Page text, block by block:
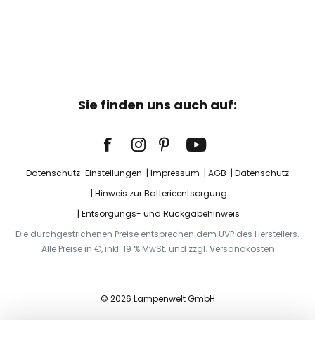
Sie finden uns auch auf:
Datenschutz-Einstellungen Impressum AGB
Datenschutz
Hinweis zur Batterieentsorgung
Entsorgungs- und Rückgabehinweis
Die durchgestrichenen Preise entsprechen dem UVP des Herstellers.
Alle Preise in €, inkl. 19 % MwSt. und zzgl. Versandkosten
© 2026 Lampenwelt GmbH